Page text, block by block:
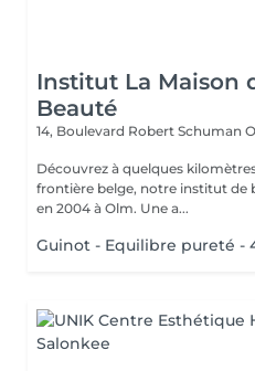
Institut La Maison
Beauté
14, Boulevard Robert Schuman
Découvrez à quelques
frontière belge, notre institut de
en 2004 à Olm. Une a...
Guinot - Equilibre pureté -